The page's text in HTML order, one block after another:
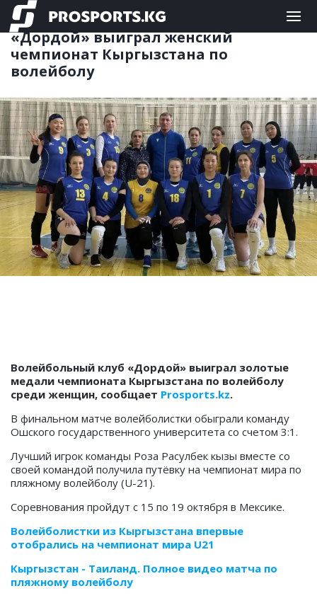
КОМАНДНЫЕ 25.08.2025 08:48
«Дордой» выиграл женский
чемпионат Кыргызстана по
волейболу
Волейбольный клуб «Дордой» выиграл золотые
медали чемпионата Кыргызстана по волейболу
среди женщин, сообщает Prosports.kz.
В финальном матче волейболистки обыграли команду
Ошского государственного университета со счетом 3:1.
Лучший игрок команды Роза Расулбек кызы вместе со
своей командой получила путёвку на чемпионат мира по
пляжному волейболу (U-21).
Соревнования пройдут с 15 по 19 октября в Мексике.
Волейболистки из Кыргызстана впервые
отобрались на чемпионат мира U21
Кыргызстан - Таиланд. Полное видео матча по
пляжному волейболу